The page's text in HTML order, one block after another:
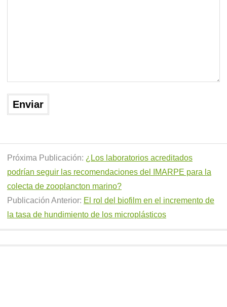
Próxima Publicación: ¿Los laboratorios acreditados
podrían seguir las recomendaciones del IMARPE para la
colecta de zooplancton marino?
Publicación Anterior: El rol del biofilm en el incremento de
la tasa de hundimiento de los microplásticos